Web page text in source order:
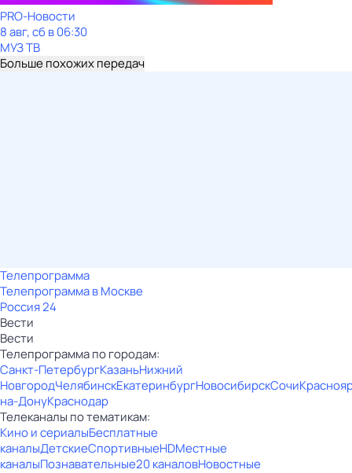
PRO-Новости
8 авг, сб в 06:30
МУЗ ТВ
Больше похожих передач
Телепрограмма
Телепрограмма в Москве
Россия 24
Вести
Вести
Телепрограмма по городам:
Санкт-ПетербургКазаньНижний
НовгородЧелябинскЕкатеринбургНовосибирскСочи
на-ДонуКраснодар
Телеканалы по тематикам:
Кино и сериалыБесплатные
каналыДетскиеСпортивныеHDМестные
каналыПознавательные20 каналовНовостные